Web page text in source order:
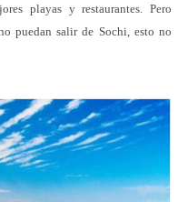
playas y restaurantes. Pero
puedan salir de Sochi, esto no